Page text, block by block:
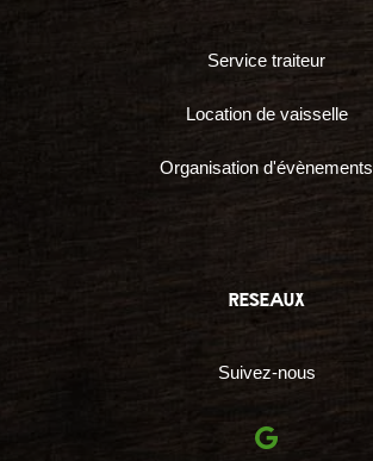
Service traiteur
Location de vaisselle
Organisation d'évènements
reseaux
Suivez-nous